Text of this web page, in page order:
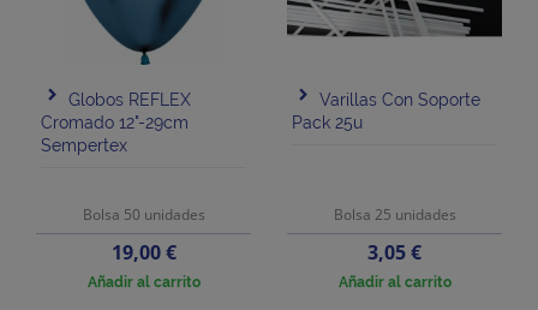
Globos REFLEX
Cromado 12"-29cm
Sempertex
Bolsa 50 unidades
Precio
19,00 €
Añadir al carrito
Varillas Con Soporte
Pack 25u
Bolsa 25 unidades
Precio
3,05 €
Añadir al carrito